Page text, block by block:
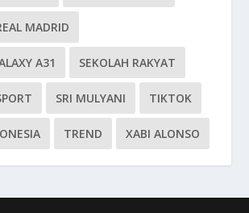
MADRID
A31 SEKOLAH RAKYAT
SRI MULYANI TIKTOK
TREND XABI ALONSO